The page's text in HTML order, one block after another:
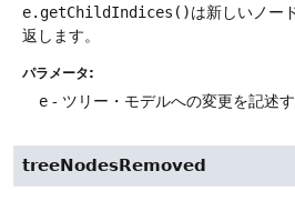
e.getChildIndices()は新しいノー
返します。
パラメータ:
e - ツリー・モデルへの変更を記述
treeNodesRemoved